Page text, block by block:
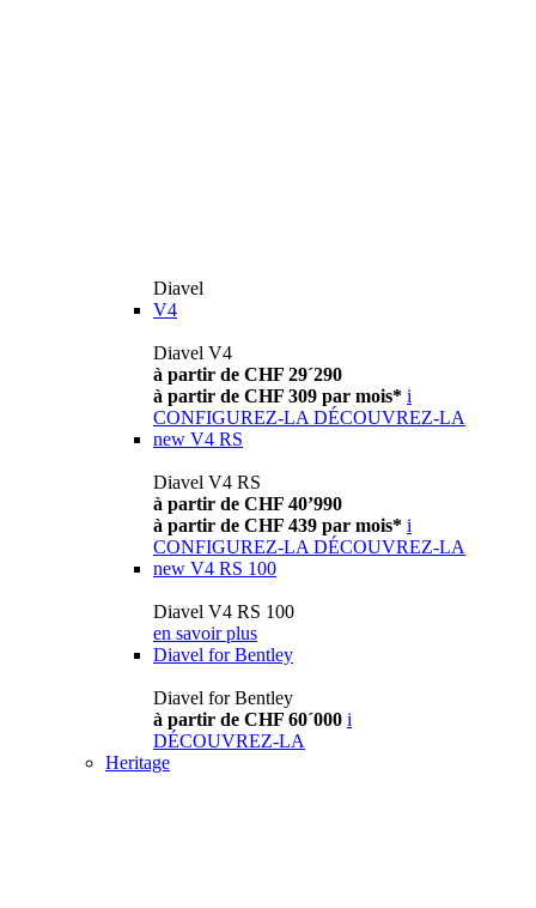
Diavel
V4
Diavel V4
à partir de CHF 29´290
à partir de CHF 309 par mois* i
CONFIGUREZ-LA DÉCOUVREZ-LA
new V4 RS
Diavel V4 RS
à partir de CHF 40’990
à partir de CHF 439 par mois* i
CONFIGUREZ-LA DÉCOUVREZ-LA
new V4 RS 100
Diavel V4 RS 100
en savoir plus
Diavel for Bentley
Diavel for Bentley
à partir de CHF 60´000 i
DÉCOUVREZ-LA
Heritage